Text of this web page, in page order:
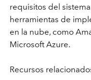
requisitos del
herramientas de
en la nube, como
Microsoft Azure.
Recursos